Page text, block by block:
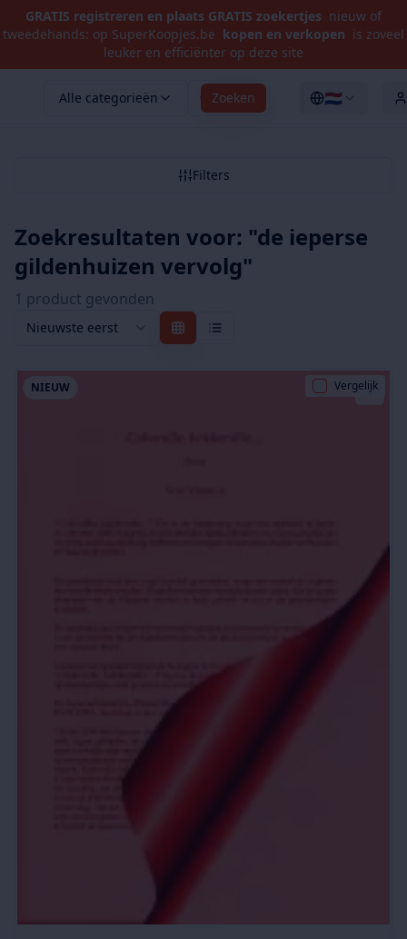
GRATIS registreren en plaats GRATIS zoekertjes nieuw of
tweedehands: op SuperKoopjes.be kopen en verkopen is zoveel
leuker en efficiënter op deze site
Alle categorieën Zoeken 🇳🇱
Filters
Zoekresultaten voor: "de ieperse
gildenhuizen vervolg"
1 product gevonden
Nieuwste eerst
NIEUW Vergelijk